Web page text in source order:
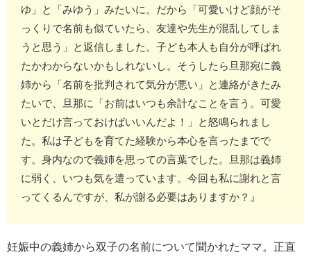
ゆ」と「みゆう」みたいに。だから「可愛いけど顔がそ
っくりで名前も似ていたら、友達や先生が混乱してしま
うと思う」と返信しました。子ども本人も自分が呼ばれ
たかわからないかもしれないし。そうしたら旦那宛に義
姉から「名前を批判されて気分が悪い」と連絡がきたみ
たいで、旦那に「お前はいつも余計なことを言う。可愛
いとだけ言っておけばいいんだよ！」と怒鳴られまし
た。私は子どもを育てた経験から本心を言ったまでで
す。身内なので義姉を思っての言葉でした。旦那は義姉
に弱く、いつも気を遣っています。今回も私に謝れと言
ってくるんですが、私が謝る必要はありますか？』
妊娠中の義姉から双子の名前について聞かれたママ。正直